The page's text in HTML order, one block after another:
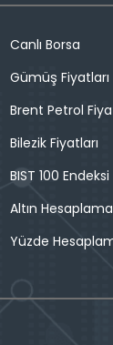
Canlı Borsa
Gümüş Fiyatları
Brent Petrol
Bilezik Fiyatları
BIST 100 Endeksi
Altın Hesaplama
Yüzde